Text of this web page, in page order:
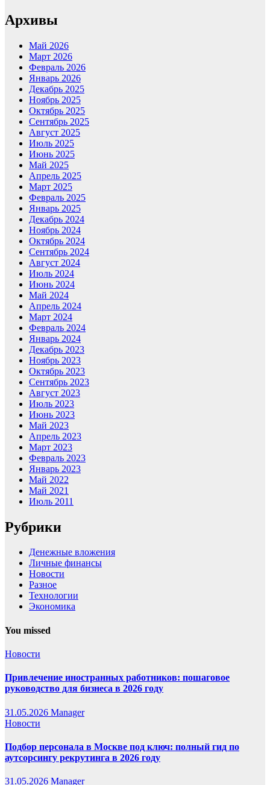
Архивы
Май 2026
Март 2026
Февраль 2026
Январь 2026
Декабрь 2025
Ноябрь 2025
Октябрь 2025
Сентябрь 2025
Август 2025
Июль 2025
Июнь 2025
Май 2025
Апрель 2025
Март 2025
Февраль 2025
Январь 2025
Декабрь 2024
Ноябрь 2024
Октябрь 2024
Сентябрь 2024
Август 2024
Июль 2024
Июнь 2024
Май 2024
Апрель 2024
Март 2024
Февраль 2024
Январь 2024
Декабрь 2023
Ноябрь 2023
Октябрь 2023
Сентябрь 2023
Август 2023
Июль 2023
Июнь 2023
Май 2023
Апрель 2023
Март 2023
Февраль 2023
Январь 2023
Май 2022
Май 2021
Июль 2011
Рубрики
Денежные вложения
Личные финансы
Новости
Разное
Технологии
Экономика
You missed
Новости
Привлечение иностранных работников: пошаговое
руководство для бизнеса в 2026 году
31.05.2026 Manager
Новости
Подбор персонала в Москве под ключ: полный гид по
аутсорсингу рекрутинга в 2026 году
31.05.2026 Manager